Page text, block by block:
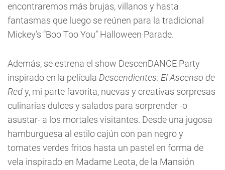
encontraremos más brujas, villanos y hasta
fantasmas que luego se reúnen para la tradicional
Mickey’s “Boo Too You” Halloween Parade.
Además, se estrena el show DescenDANCE Party
inspirado en la película Descendientes: El Ascenso de
Redy, mi parte favorita, nuevas y creativas sorpresas
culinarias dulces y salados para sorprender -o
asustar- a los mortales visitantes. Desde una jugosa
hamburguesa al estilo cajún con pan negro y
tomates verdes fritos hasta un pastel en forma de
vela inspirado en Madame Leota, de la Mansión